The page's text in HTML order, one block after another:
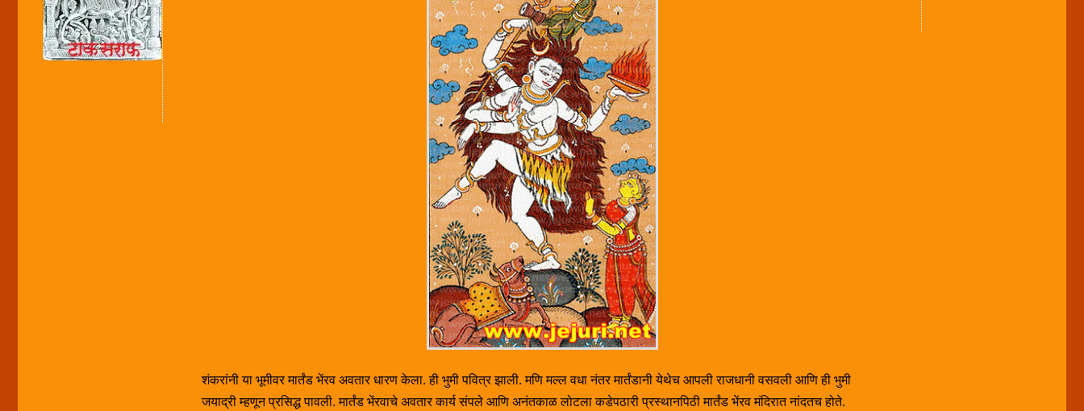
शंकरांनी या भूमीवर मार्तंड भेंरव अवतार धारण केला. ही भुमी पवित्र झाली. मणि मल्ल वधा नंतर मार्तंडानी येथेच आपली राजधानी वसवली आणि ही भुमी
जयाद्री म्हणून प्रसिद्ध पावली. मार्तंड भेंरवाचे अवतार कार्य संपले आणि अनंतकाळ लोटला कडेपठारी प्रस्थानपिठी मार्तंड भेंरव मंदिरात नांदतच होते.